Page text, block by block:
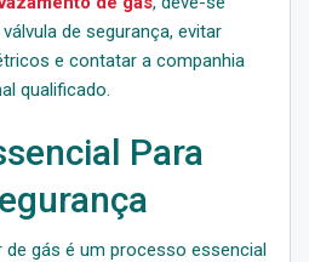
de segurança, evitar
e contatar a companhia
qualificado.
Para
gás é um processo essencial